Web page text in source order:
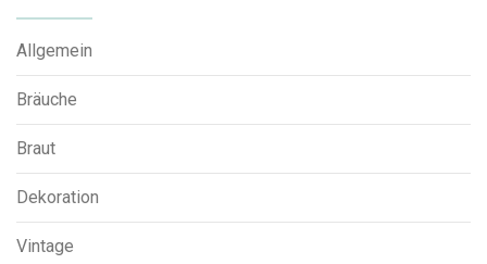
Allgemein
Bräuche
Braut
Dekoration
Vintage